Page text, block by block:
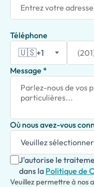
Téléphone
🇺🇸+1
Message *
Où nous avez-vous
J'autorise le
dans la Politique de
Veuillez permettre à nos